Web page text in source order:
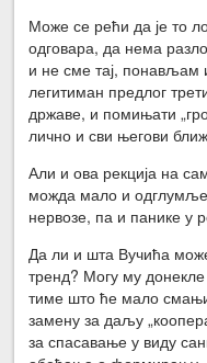
Може се рећи да је то
одговара, да нема
и не сме тај, понављам
легитиман предлог
државе, и помињати
лично и сви његови
Али и ова рекција на
можда мало и
нервозе, па и панике у
Да ли и шта Вучића
тренд? Могу му
тиме што ће мало
замену за даљу
за спасавање у виду